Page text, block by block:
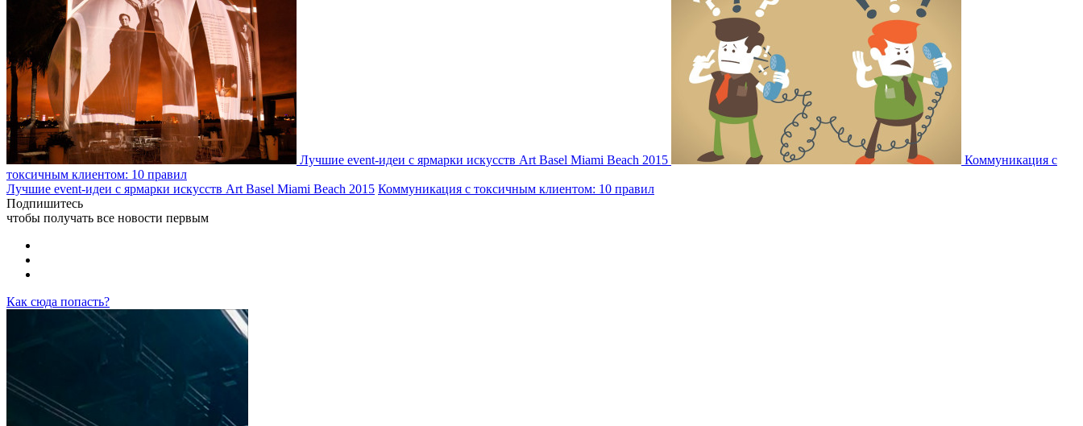
Лучшие event-идеи с ярмарки искусств Art Basel Miami Beach 2015
Коммуникация с
токсичным клиентом: 10 правил
Лучшие event-идеи с ярмарки искусств Art Basel Miami Beach 2015 Коммуникация с токсичным клиентом: 10 правил
Подпишитесь
чтобы получать все новости первым
Как сюда попасть?